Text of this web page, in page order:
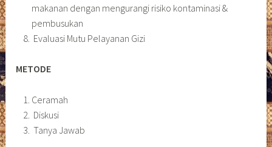
makanan dengan mengurangi risiko kontaminasi &
pembusukan
Evaluasi Mutu Pelayanan Gizi
METODE
Ceramah
Diskusi
Tanya Jawab